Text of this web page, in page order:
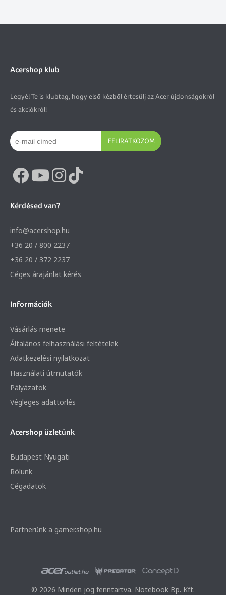
Acershop klub
Legyél Te is klubtag, hogy első kézből értesülj az Acer újdonságokról
és akciókról!
FELIRATKOZOM
Kérdésed van?
info@acer.shop.hu
+36 20 / 800 2237
+36 20 / 372 2237
Céges árajánlat kérés
Információk
Vásárlás menete
Általános felhasználási feltételek
Adatkezelési nyilatkozat
Használati útmutatók
Pályázatok
Végleges adattörlés
Acershop üzletünk
Budapest Nyugati
Rólunk
Cégadatok
Partnerünk a gamer.shop.hu
© 2026 Minden jog fenntartva. Notebook Bp. Kft.